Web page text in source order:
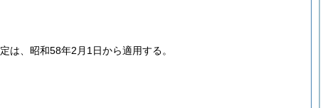
は、昭和58年2月1日から適用する。